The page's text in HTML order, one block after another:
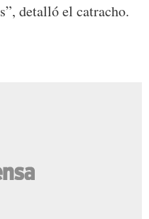
detalló el catracho.